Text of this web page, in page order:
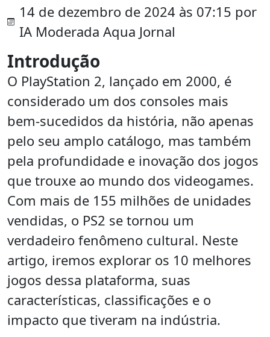
14 de dezembro de 2024 às 07:15 por
IA Moderada Aqua Jornal
Introdução
O PlayStation 2, lançado em 2000, é
considerado um dos consoles mais
bem-sucedidos da história, não apenas
pelo seu amplo catálogo, mas também
pela profundidade e inovação dos jogos
que trouxe ao mundo dos videogames.
Com mais de 155 milhões de unidades
vendidas, o PS2 se tornou um
verdadeiro fenômeno cultural. Neste
artigo, iremos explorar os 10 melhores
jogos dessa plataforma, suas
características, classificações e o
impacto que tiveram na indústria.